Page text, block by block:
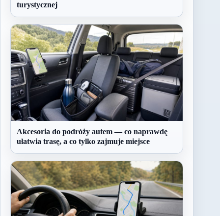
turystycznej
Akcesoria do podróży autem — co naprawdę
ułatwia trasę, a co tylko zajmuje miejsce